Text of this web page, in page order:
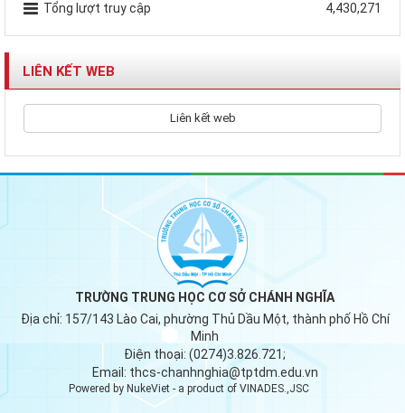
Tổng lượt truy cập
4,430,271
LIÊN KẾT WEB
Liên kết web
TRƯỜNG TRUNG HỌC CƠ SỞ CHÁNH NGHĨA
Địa chỉ: 157/143 Lào Cai, phường Thủ Dầu Một, thành phố Hồ Chí
Minh
Điện thoại: (0274)3.826.721;
Email: thcs-chanhnghia@tptdm.edu.vn
Powered byNukeViet - a product of VINADES.,JSC